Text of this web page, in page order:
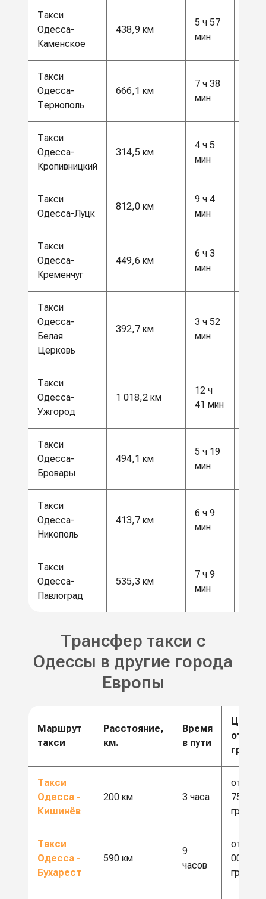
Такси
Одесса-
Каменское
438,9 км
5 ч 57
мин
Такси
Одесса-
Тернополь
666,1 км
7 ч 38
мин
Такси
Одесса-
Кропивницкий
314,5 км
4 ч 5
мин
Такси
Одесса-Луцк
812,0 км
9 ч 4
мин
Такси
Одесса-
Кременчуг
449,6 км
6 ч 3
мин
Такси
Одесса-
Белая
Церковь
392,7 км
3 ч 52
мин
Такси
Одесса-
Ужгород
1 018,2 км
12 ч
41 мин
Такси
Одесса-
Бровары
494,1 км
5 ч 19
мин
Такси
Одесса-
Никополь
413,7 км
6 ч 9
мин
Такси
Одесса-
Павлоград
535,3 км
7 ч 9
мин
Трансфер такси с
Одессы в другие города
Европы
Маршрут
такси
Расстояние,
км.
Время
в пути
Цена
от,
грн.
Такси
Одесса -
Кишинёв
200 км 3 часа
от
7500
грн
Такси
Одесса -
Бухарест
590 км
9
часов
от 20
000
грн